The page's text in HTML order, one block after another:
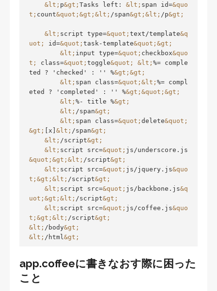
&lt; p&gt; Tasks left: &lt; span id=&quo
t; count&quot; &gt; &lt; /span&gt; &lt; /p&gt;
&lt; script type=&quot; text/template&q
uot;
id=&quot; task-template&quot; &gt;
&lt; input type=&quot; checkbox&quo
t;
class=&quot; toggle&quot; &lt; %= comple
ted ? 'checked' : '' %&gt; &gt;
&lt; span class=&quot; &lt; %= compl
eted ? 'completed' : '' %&gt; &quot; &gt;
&lt; %- title %&gt;
&lt; /span&gt;
&lt; span class=&quot; delete&quot;
&gt; [x] &lt; /span&gt;
&lt; /script&gt;
&lt; script src=&quot; js/underscore.js
&quot; &gt; &lt; /script&gt;
&lt; script src=&quot; js/jquery.js&quo
t; &gt; &lt; /script&gt;
&lt; script src=&quot; js/backbone.js&q
uot; &gt; &lt; /script&gt;
&lt; script src=&quot; js/coffee.js&quo
t; &gt; &lt; /script&gt;
&lt; /body&gt;
&lt; /html &gt;
app.coffeeに書きなおす際に困った
こと